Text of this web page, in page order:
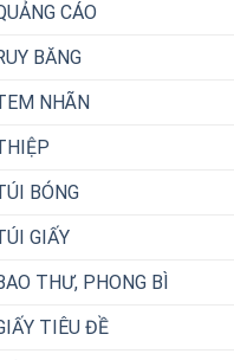
CÁO
BĂNG
NHÃN
BÓNG
GIẤY
THƯ, PHONG BÌ
TIÊU ĐỀ